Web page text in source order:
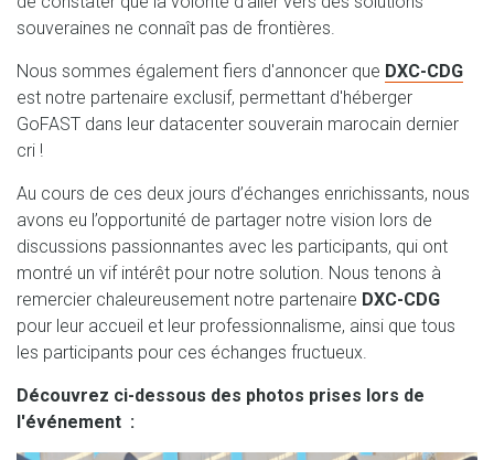
souveraines ne connaît pas de frontières.
Nous sommes également fiers d'annoncer que DXC-CDG
est notre partenaire exclusif, permettant d'héberger
GoFAST dans leur datacenter souverain marocain dernier
cri !
Au cours de ces deux jours d’échanges enrichissants, nous
avons eu l’opportunité de partager notre vision lors de
discussions passionnantes avec les participants, qui ont
montré un vif intérêt pour notre solution. Nous tenons à
remercier chaleureusement notre partenaire DXC-CDG
pour leur accueil et leur professionnalisme, ainsi que tous
les participants pour ces échanges fructueux.
Découvrez ci-dessous des photos prises lors de
l'événement :